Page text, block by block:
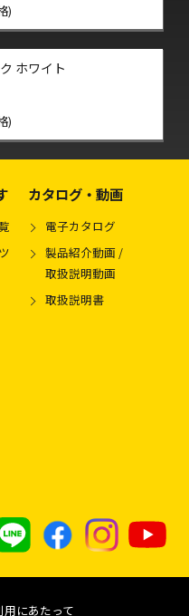
)
ホワイト
)
カタログ・動画
電子カタログ
製品紹介動画 /
取扱説明動画
取扱説明書
用にあたって